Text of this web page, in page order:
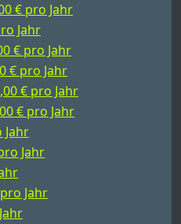
€ pro Jahr
Jahr
€ pro Jahr
€ pro Jahr
€ pro Jahr
€ pro Jahr
Jahr
Jahr
Jahr